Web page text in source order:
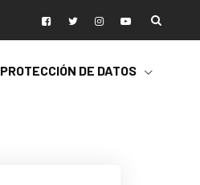
PROTECCIÓN DE DATOS